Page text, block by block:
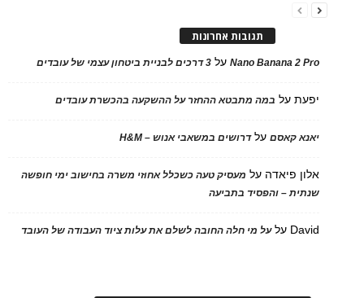
תגובות אחרונות
Nano Banana 2 Proעל 3 דרכים לבניית ביטחון עצמי של עובדים
יפעתעל במה מתבטא ההחזר על ההשקעה בהכשרת עובדים
יאנא קאסםעלדרושים במשאבי אנוש – H&M
אלון פיאדה על מעסיק טעה כשכלל אחוזי משרה בחישוב ימי חופשה
שנתית – והפסיד בתביעה
David עלעל מי חלה החובה לשלם את עלות ציוד העבודה של העובד